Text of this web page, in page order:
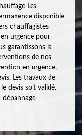
Les
disponible
chauffagistes
urgence pour
garantissons la
de nos
en urgence,
Les travaux de
devis soit validé.
dépannage